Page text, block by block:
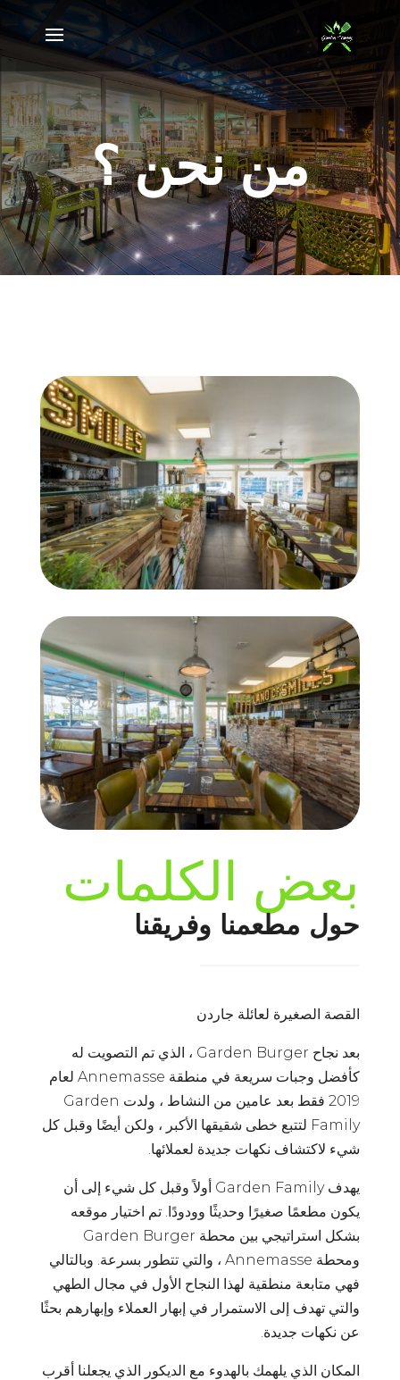
من نحن ؟
بعض الكلمات
حول مطعمنا وفريقنا
القصة الصغيرة لعائلة جاردن
بعد نجاح Garden Burger ، الذي تم التصويت له
كأفضل وجبات سريعة في منطقة Annemasse لعام
2019 فقط بعد عامين من النشاط ، ولدت Garden
Family لتتبع خطى شقيقها الأكبر ، ولكن أيضًا وقبل كل
شيء لاكتشاف نكهات جديدة لعملائها.
يهدف Garden Family أولاً وقبل كل شيء إلى أن
يكون مطعمًا صغيرًا وحديثًا وودودًا. تم اختيار موقعه
بشكل استراتيجي بين محطة Garden Burger
ومحطة Annemasse ، والتي تتطور بسرعة. وبالتالي
فهي متابعة منطقية لهذا النجاح الأول في مجال الطهي
والتي تهدف إلى الاستمرار في إبهار العملاء وإبهارهم بحثًا
عن نكهات جديدة.
المكان الذي يلهمك بالهدوء مع الديكور الذي يجعلنا أقرب